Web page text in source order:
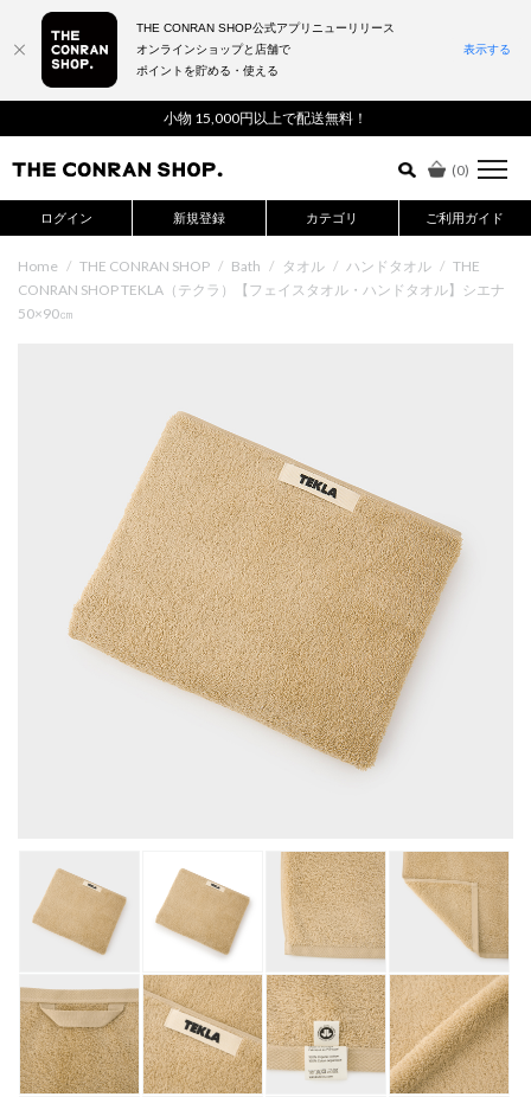
小物 15,000円以上で配送無料！
(0)
ログイン 新規登録 カテゴリ ご利用ガイド
詳細検索はこちら
Home / THE CONRAN SHOP / Bath / タオル / ハンドタオル / THE
CONRAN SHOP TEKLA（テクラ）【フェイスタオル・ハンドタオル】シエナ
50×90㎝
THE CONRAN SHOP公式アプリニューリリース
オンラインショップと店舗で
ポイントを貯める・使える
表示する